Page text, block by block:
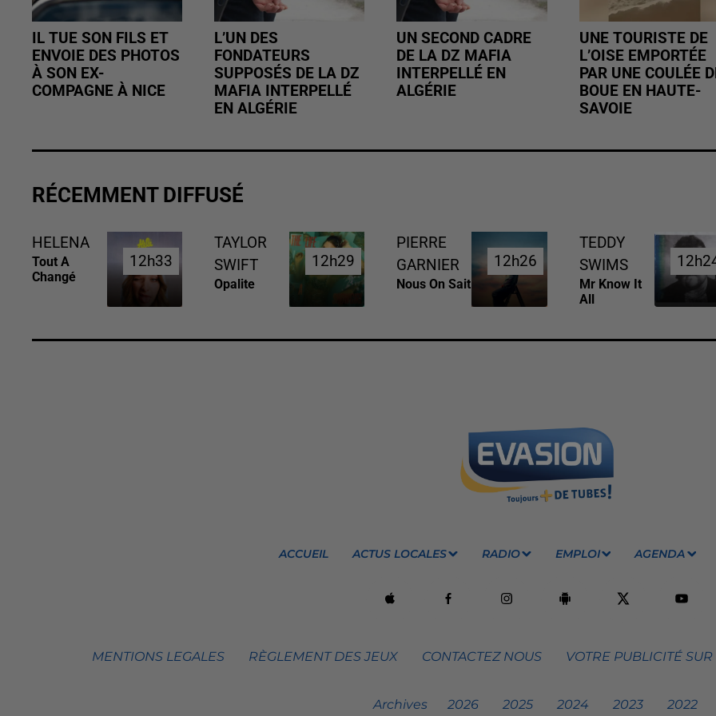
IL TUE SON FILS ET
ENVOIE DES PHOTOS
À SON EX-
COMPAGNE À NICE
L’UN DES
FONDATEURS
SUPPOSÉS DE LA DZ
MAFIA INTERPELLÉ
EN ALGÉRIE
UN SECOND CADRE
DE LA DZ MAFIA
INTERPELLÉ EN
ALGÉRIE
UNE TOURISTE DE
L’OISE EMPORTÉE
PAR UNE COULÉE
BOUE EN HAUTE-
SAVOIE
RÉCEMMENT DIFFUSÉ
HELENA
Tout A
Changé
12h33
12h33
TAYLOR
SWIFT
Opalite
12h29
12h29
PIERRE
GARNIER
Nous On Sait
12h26
12h26
TEDDY
SWIMS
Mr Know It
All
ACCUEIL ACTUS LOCALES RADIO EMPLOI AGENDA
MENTIONS LEGALES RÈGLEMENT DES JEUX CONTACTEZ NOUS VOTRE PUBLICITÉ
Archives 2026 2025 2024 2023 2022